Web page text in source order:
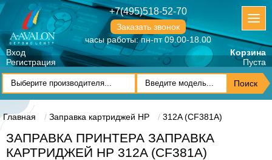
+7(495)518-52-70
Заказать звонок
часы работы: пн-пт 09.00-18.00
Вход
Регистрация
Корзина
Пуста
Главная Заправка картриджей HP 312A (CF381A)
ЗАПРАВКА ПРИНТЕРА ЗАПРАВКА
КАРТРИДЖЕЙ HP 312A (CF381A)